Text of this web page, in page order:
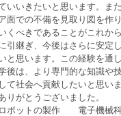
いいきたいと思います。ま
面での不備を見取り図を作
くべきであることがこれから
引継ぎ、今後はさらに安定
と思います。この経験を通
後は、より専門的な知識や
て社会へ貢献したいと思い
りがとうございました。
ボットの製作　　電子機械